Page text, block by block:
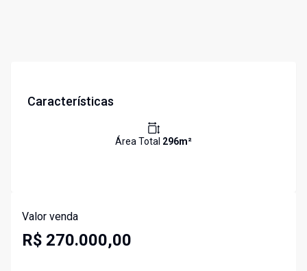
Características
Área Total 296m²
Valor venda
R$ 270.000,00